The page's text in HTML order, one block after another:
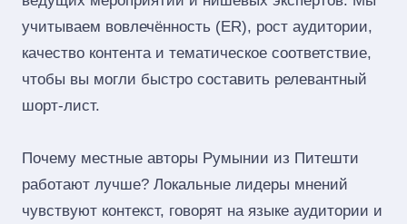
учитываем вовлечённость (ER), рост аудитории,
качество контента и тематическое соответствие,
чтобы вы могли быстро составить релевантный
шорт‑лист.
Почему местные авторы Румынии из Питешти
работают лучше? Локальные лидеры мнений
чувствуют контекст, говорят на языке аудитории и